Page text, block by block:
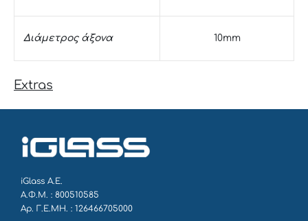
Διάμετρος άξονα 10mm
Extras
iGlass Α.Ε.
Α.Φ.Μ. : 800510585
Αρ. Γ.Ε.ΜΗ. : 126466705000